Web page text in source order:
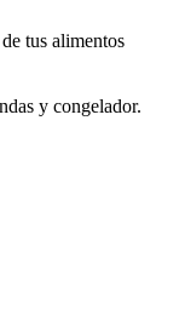
tus alimentos
y congelador.